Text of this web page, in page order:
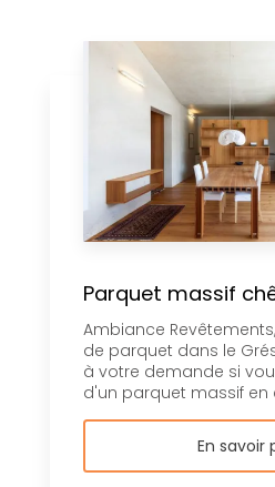
Parquet massif
Ambiance
de parquet dans le
à votre demande si
d'un parquet massif en
En savoir